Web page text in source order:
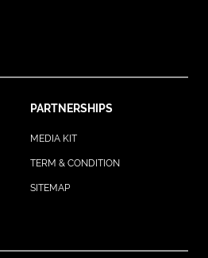
PARTNERSHIPS
MEDIA KIT
TERM & CONDITION
SITEMAP